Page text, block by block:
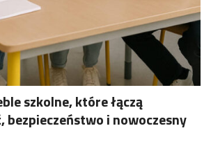
szkolne, które łączą
bezpieczeństwo i nowoczesny